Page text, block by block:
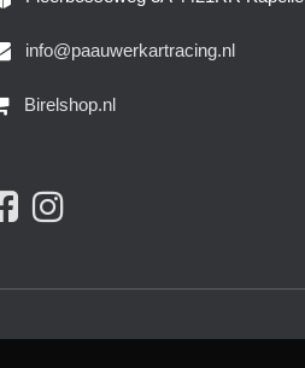
info@paauwerkartracing.nl
Birelshop.nl